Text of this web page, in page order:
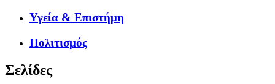
Υγεία & Επιστήμη
Πολιτισμός
Σελίδες